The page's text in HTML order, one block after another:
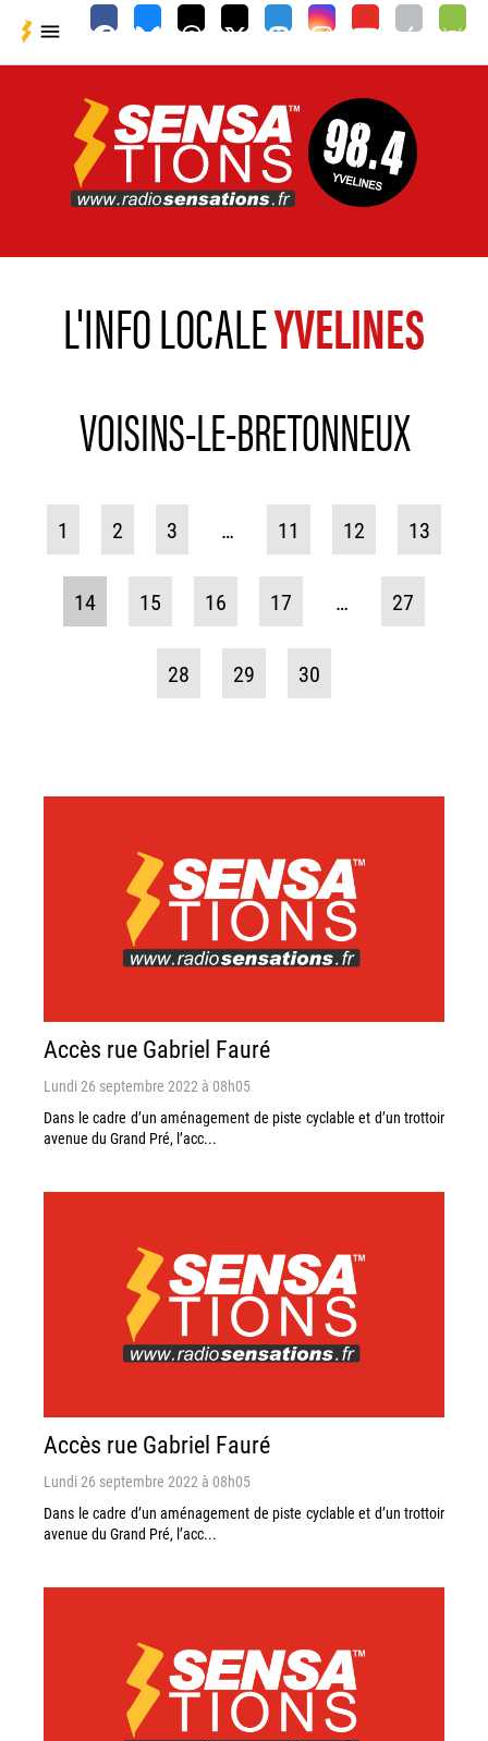

L'INFO LOCALEYVELINES
VOISINS-LE-BRETONNEUX
1 2 3 … 11 12 13
14 15 16 17 … 27
28 29 30
Accès rue Gabriel Fauré
Lundi 26 septembre 2022 à 08h05
Dans le cadre d’un aménagement de piste cyclable et d’un trottoir
avenue du Grand Pré, l’acc...
Accès rue Gabriel Fauré
Lundi 26 septembre 2022 à 08h05
Dans le cadre d’un aménagement de piste cyclable et d’un trottoir
avenue du Grand Pré, l’acc...